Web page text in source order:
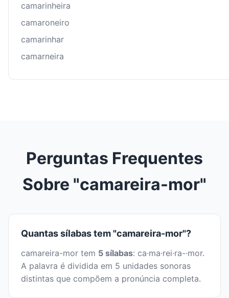
camarinheira
camaroneiro
camarinhar
camarneira
Perguntas Frequentes
Sobre "camareira-mor"
Quantas sílabas tem "camareira-mor"?
camareira-mor tem 5 sílabas: ca·ma·rei·ra-·mor.
A palavra é dividida em 5 unidades sonoras
distintas que compõem a pronúncia completa.